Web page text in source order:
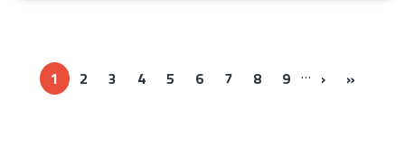
1 2 3 4 5 6 7 8 9 … ››› »Ultima